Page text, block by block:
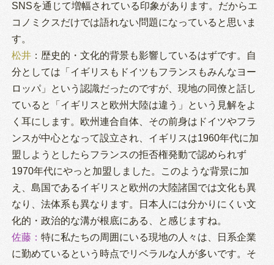
SNSを通じて増幅されている印象があります。だからエ
コノミクスだけでは語れない問題になっていると思いま
す。
松井：歴史的・文化的背景も影響しているはずです。自
分としては「イギリスもドイツもフランスもみんなヨー
ロッパ」という認識だったのですが、現地の同僚と話し
ていると「イギリスと欧州大陸は違う」という見解をよ
く耳にします。欧州連合自体、その前身はドイツやフラ
ンスが中心となって設立され、イギリスは1960年代に加
盟しようとしたらフランスの拒否権発動で認められず
1970年代にやっと加盟しました。このような背景に加
え、島国であるイギリスと欧州の大陸諸国では文化も異
なり、法体系も異なります。日本人には分かりにくい文
化的・政治的な溝が根底にある、と感じますね。
佐藤： 特に私たちの周囲にいる現地の人々は、日系企業
に勤めているという時点でリベラルな人が多いです。そ